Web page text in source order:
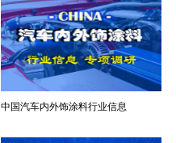
中国汽车内外饰涂料行业信息